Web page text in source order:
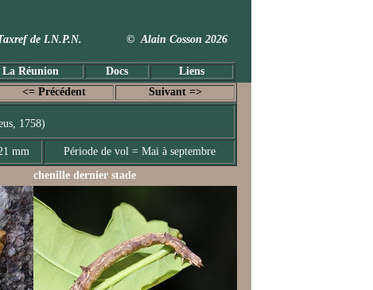
: Taxref de I.N.P.N. © Alain Cosson 2026
La Réunion Docs Liens
<= Précédent Suivant =>
1758)
mm
Période de vol = Mai à septembre
chenille dernier stade